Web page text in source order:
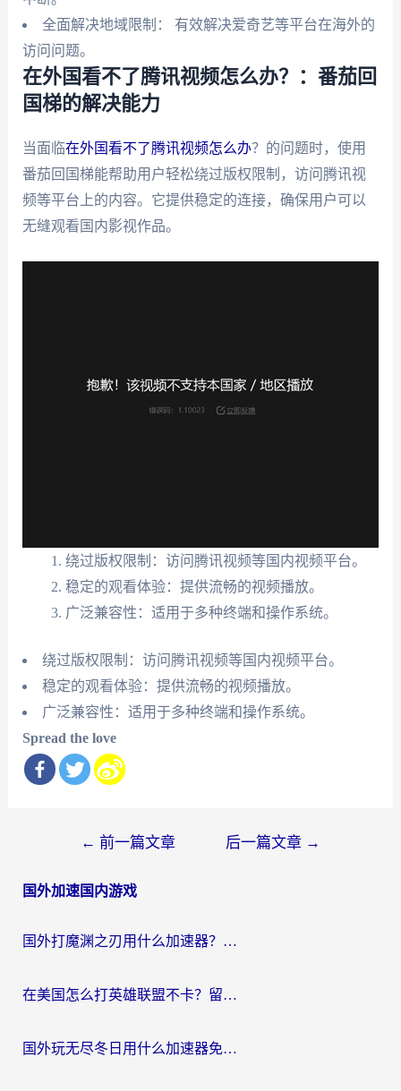
全面解决地域限制： 有效解决爱奇艺等平台在海外的
访问问题。
在外国看不了腾讯视频怎么办？：番茄回
国梯的解决能力
当面临在外国看不了腾讯视频怎么办？的问题时，使用
番茄回国梯能帮助用户轻松绕过版权限制，访问腾讯视
频等平台上的内容。它提供稳定的连接，确保用户可以
无缝观看国内影视作品。
绕过版权限制：访问腾讯视频等国内视频平台。
稳定的观看体验：提供流畅的视频播放。
广泛兼容性：适用于多种终端和操作系统。
绕过版权限制：访问腾讯视频等国内视频平台。
稳定的观看体验：提供流畅的视频播放。
广泛兼容性：适用于多种终端和操作系统。
Spread the love
导
← 前一篇文章 后一篇文章 →
国外加速国内游戏
国外打魔渊之刃用什么加速器？2026海外玩家国服游戏加速全攻略（附闪耀暖暖&复苏的魔女避坑指南）
在美国怎么打英雄联盟不卡？留学生亲测的国服游戏加速全攻略
国外玩无尽冬日用什么加速器免费？海外党国服游戏加速避坑指南